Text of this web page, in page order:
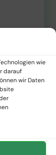
wie
darauf
wir Daten